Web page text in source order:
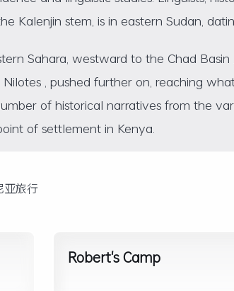
Kalenjin stem, is in eastern Sudan,
Sahara, westward to the Chad
, pushed further on, reaching
of historical narratives from the
of settlement in Kenya.
亚旅行
Robert's Camp